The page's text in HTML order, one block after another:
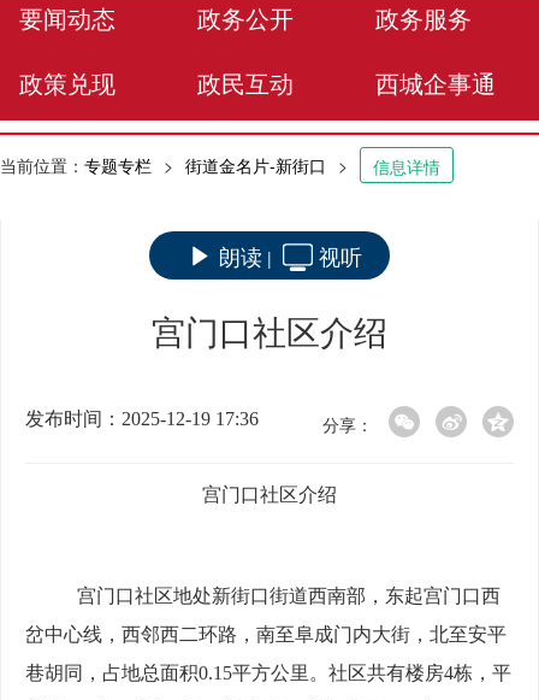
要闻动态 政务公开 政务服务
政策兑现 政民互动 西城企事通
当前位置： 专题专栏 > 街道金名片-新街口 > 信息详情
朗读 | 视听
宫门口社区介绍
发布时间：2025-12-19 17:36 分享：
宫门口社区介绍
宫门口社区地处新街口街道西南部 ， 东起宫门口西
岔中心线，西邻西二环路，南至阜成门内大街，北至安平
巷胡同，占地总面积0.15平方公里。社区共有楼房4栋，平